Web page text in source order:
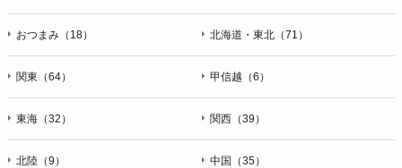
おつまみ（18） 北海道・東北（71）
関東（64） 甲信越（6）
東海（32） 関西（39）
北陸（9） 中国（35）